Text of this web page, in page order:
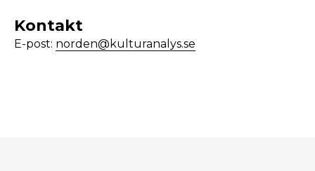
Kontakt
E-post: norden@kulturanalys.se